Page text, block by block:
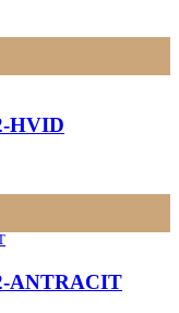
HVID
ANTRACIT